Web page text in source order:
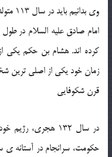
وی بدانیم باید در سال 113 متولد شده باشد.
امام صادق علیه السلام در
کرده اند. هشام بن حکم یکی
زمان خود یکی از اصلی ترین
قرن شکوفایی
حکومت، سرانجام در آستانه